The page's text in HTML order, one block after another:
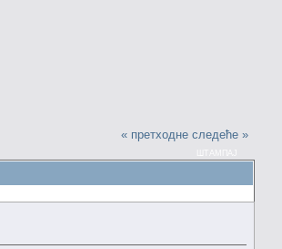
« претходне следеће »